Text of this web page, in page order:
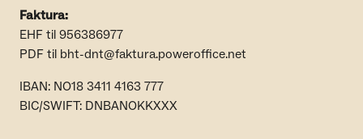
Faktura:
EHF til 956386977
PDF til bht-dnt@faktura.poweroffice.net
IBAN: NO18 3411 4163 777
BIC/SWIFT: DNBANOKKXXX